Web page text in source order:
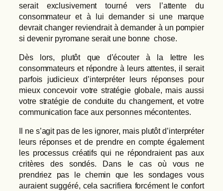
serait exclusivement tourné vers l’attente du
consommateur et à lui demander si une marque
devrait changer reviendrait à demander à un pompier
si devenir pyromane serait une bonne chose.
Dès lors, plutôt que d’écouter à la lettre les
consommateurs et répondre à leurs attentes, il serait
parfois judicieux d’interpréter leurs réponses pour
mieux concevoir votre stratégie globale, mais aussi
votre stratégie de conduite du changement, et votre
communication face aux personnes mécontentes.
Il ne s’agit pas de les ignorer, mais plutôt d’interpréter
leurs réponses et de prendre en compte également
les processus créatifs qui ne répondraient pas aux
critères des sondés. Dans le cas où vous ne
prendriez pas le chemin que les sondages vous
auraient suggéré, cela sacrifiera forcément le confort